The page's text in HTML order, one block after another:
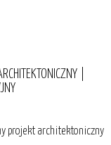
|
projekt architektoniczny